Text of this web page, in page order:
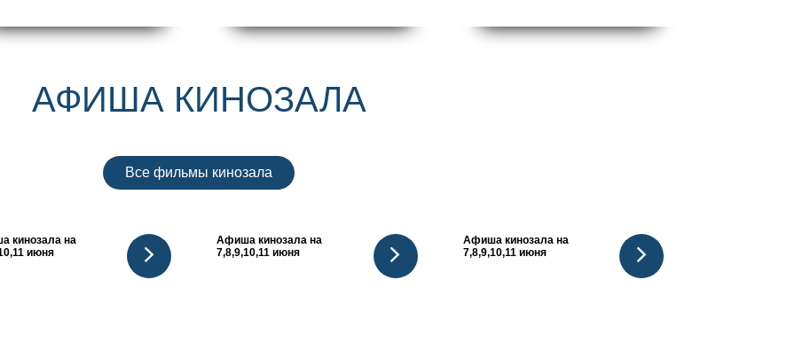
АФИША КИНОЗАЛА
Все фильмы кинозала
кинозала на
июня
Афиша кинозала на
7,8,9,10,11 июня
Афиша кинозала на
7,8,9,10,11 июня